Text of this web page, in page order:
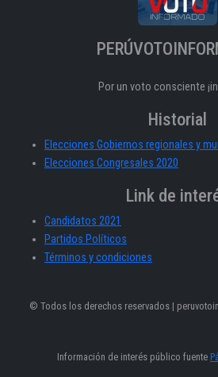
Por un voto consciente
Historial
Elecciones Gobiernos regionales y
Elecciones Congresales 2020
Link de
Candidatos 2021
Partidos Políticos
Términos y condiciones
© Todos los derechos reservados |
Información de interés público fuente